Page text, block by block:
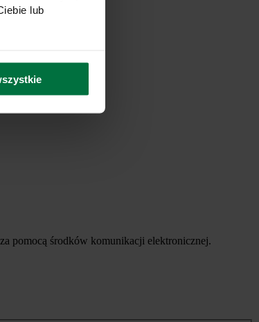
lub
pomocą środków komunikacji elektronicznej.